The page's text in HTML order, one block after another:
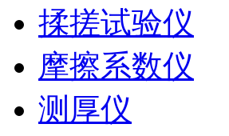
揉搓试验仪
摩擦系数仪
测厚仪